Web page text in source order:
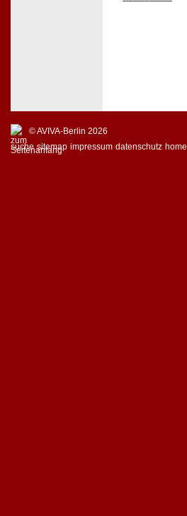
© AVIVA-Berlin 2026
suche sitemap impressum datenschutz home